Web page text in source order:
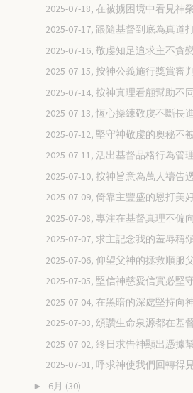
2025-07-18, 在被擄困境中看見神
2025-07-17, 跟隨基督到底為真道
2025-07-16, 敬虔知足追求主不貪
2025-07-15, 按神公義施行獎賞審
2025-07-14, 按神真理看顧幫助不
2025-07-13, 恆心操練敬虔不斷長
2025-07-12, 堅守神敬虔的奧秘不
2025-07-11, 活出基督品格行為管
2025-07-10, 按神旨意為萬人禱告
2025-07-09, 倚靠主豐盛的恩打美
2025-07-08, 專注在基督真理不偏
2025-07-07, 求主記念我的羞辱稱
2025-07-06, 仰望父神的拯救順服
2025-07-05, 堅信神慈愛信實必堅
2025-07-04, 在黑暗的深處堅持向
2025-07-03, 頌讚生命泉源都在基
2025-07-02, 終日求告神顯出憑據
2025-07-01, 呼求神使我們回轉得
► 6月 (30)